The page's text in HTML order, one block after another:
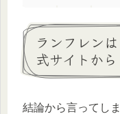
ランフレン
式サイトから
結論から言ってし